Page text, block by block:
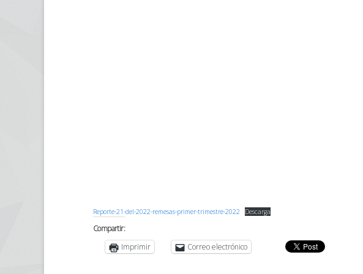
Reporte-21-del-2022-remesas-primer-trimestre-2022 Descarga
Compartir:
Imprimir
Correo electrónico